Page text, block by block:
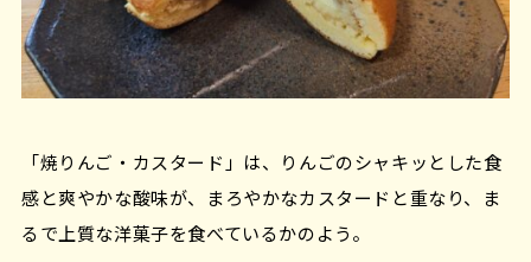
「焼りんご・カスタード」は、りんごのシャキッとした食
感と爽やかな酸味が、まろやかなカスタードと重なり、ま
るで上質な洋菓子を食べているかのよう。